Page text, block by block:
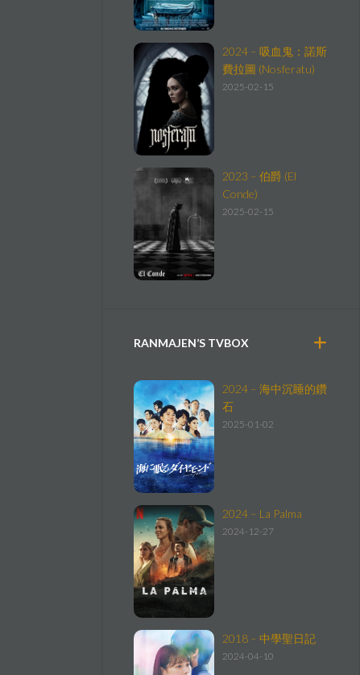
2024 – 吸血鬼：諾斯
費拉圖 (Nosferatu)
2025-02-15
2023 – 伯爵 (El
Conde)
2025-02-15
RANMAJEN’S TVBOX
2024 – 海中沉睡的鑽
石
2025-01-02
2024 – La Palma
2024-12-27
2018 – 中學聖日記
2024-04-10